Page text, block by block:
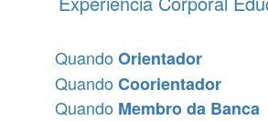
Quando Orientador
Quando Coorientador
Quando Membro da Banca